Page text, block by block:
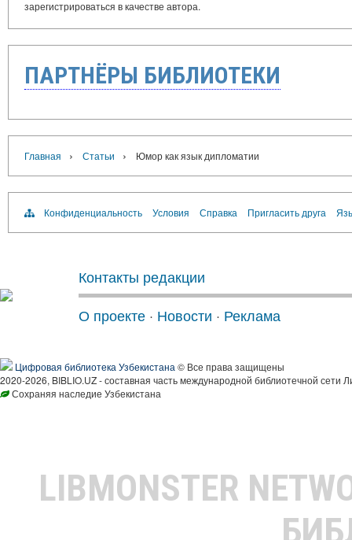
зарегистрироваться в качестве автора.
ПАРТНЁРЫ БИБЛИОТЕКИ
Главная › Статьи › Юмор как язык дипломатии
Конфиденциальность Условия Справка Пригласить друга
Контакты редакции
О проекте · Новости · Реклама
Цифровая библиотека Узбекистана © Все права защищены
2020-2026, BIBLIO.UZ - составная часть международной библиотечной сети
Сохраняя наследие Узбекистана
LIBMONSTER